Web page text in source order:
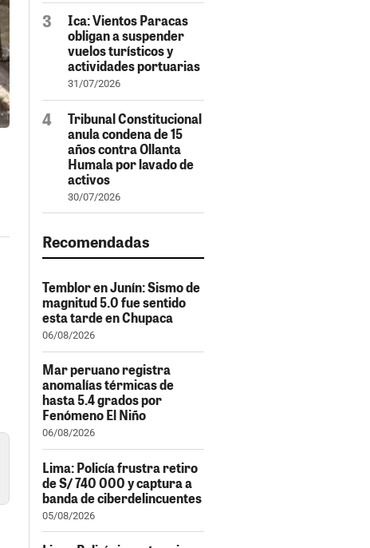
Ica: Vientos Paracas
obligan a suspender
vuelos turísticos y
actividades portuarias
31/07/2026
Tribunal Constitucional
anula condena de 15
años contra Ollanta
Humala por lavado de
activos
30/07/2026
Recomendadas
Temblor en Junín: Sismo de
magnitud 5.0 fue sentido
esta tarde en Chupaca
06/08/2026
Mar peruano registra
anomalías térmicas de
hasta 5.4 grados por
Fenómeno El Niño
06/08/2026
Lima: Policía frustra retiro
de S/ 740 000 y captura a
banda de ciberdelincuentes
05/08/2026